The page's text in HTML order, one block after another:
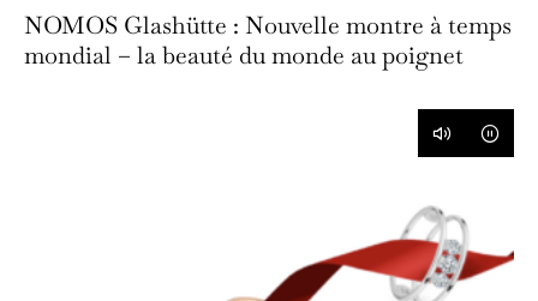
NOMOS Glashütte : Nouvelle montre à temps
mondial – la beauté du monde au poignet